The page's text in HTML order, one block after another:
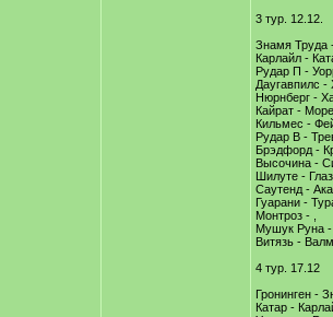
3 тур. 12.12.
Знамя Труда
Карлайл -
Рудар П -
Даугавпилс -
Нюрнберг -
Кайрат -
Кильмес -
Рудар В -
Брэдфорд -
Высочина -
Шилуте -
Саутенд -
Гуарани -
Монтроз - ,
Мушук Руна -
Витязь -
4 тур. 17.12
Гронинген -
Катар -